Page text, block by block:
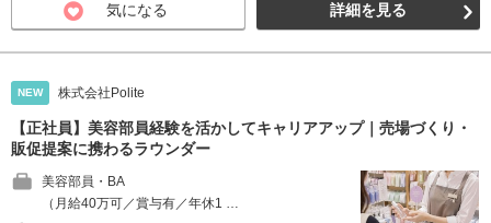
気になる 詳細を見る
NEW 株式会社Polite
【正社員】美容部員経験を活かしてキャリアアップ｜売場づくり・
販促提案に携わるラウンダー
美容部員・BA
（月給40万可／賞与有／年休1 …